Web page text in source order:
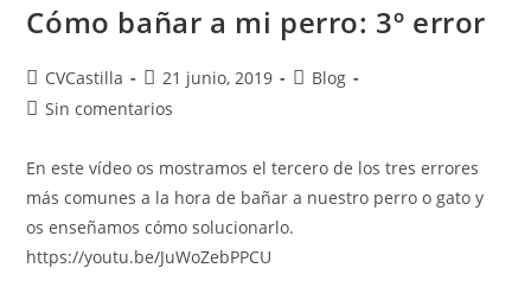
Cómo bañar a mi perro: 3º error
CVCastilla 21 junio, 2019
Blog
Sin comentarios
En este vídeo os mostramos el tercero de los tres errores
más comunes a la hora de bañar a nuestro perro o gato y
os enseñamos cómo solucionarlo.
https://youtu.be/JuWoZebPPCU